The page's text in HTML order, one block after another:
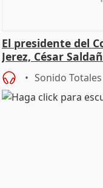
El presidente del
Jerez, César
Sonido Totales